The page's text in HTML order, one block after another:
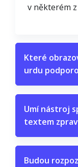
v některém
Které
urdu
Umí nástroj
textem
Budou